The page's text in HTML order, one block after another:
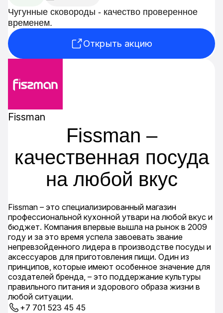
Чугунные сковороды - качество проверенное
временем.
Открыть акцию
Fissman
Fissman –
качественная посуда
на любой вкус
Fissman – это специализированный магазин
профессиональной кухонной утвари на любой вкус и
бюджет. Компания впервые вышла на рынок в 2009
году и за это время успела завоевать звание
непревзойденного лидера в производстве посуды и
аксессуаров для приготовления пищи. Один из
принципов, которые имеют особенное значение для
создателей бренда, – это поддержание культуры
правильного питания и здорового образа жизни в
любой ситуации.
+7 701 523 45 45